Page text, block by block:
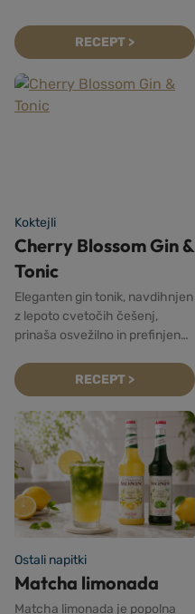
RECEPT >
Koktejli
Cherry Blossom Gin &
Tonic
Eleganten gin tonik, navdihnjen
z lepoto cvetočih češenj,
prinaša osvežilno in prefinjeno
RECEPT >
Ostali napitki
Matcha limonada
Matcha limonada je popolna